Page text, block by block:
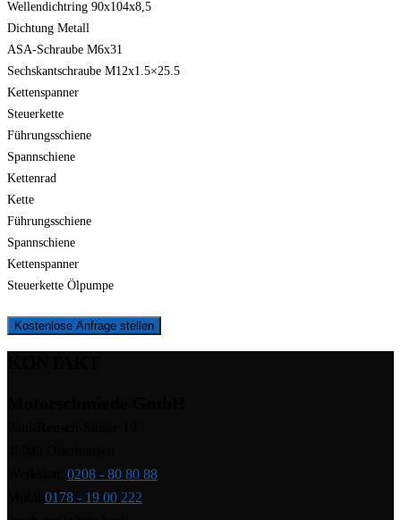
Wellendichtring 90x104x8,5
Dichtung Metall
ASA-Schraube M6x31
Sechskantschraube M12x1.5×25.5
Kettenspanner
Steuerkette
Führungsschiene
Spannschiene
Kettenrad
Kette
Führungsschiene
Spannschiene
Kettenspanner
Steuerkette Ölpumpe
Kostenlose Anfrage stellen
0208 - 80 80 88
0178 - 19 00 222